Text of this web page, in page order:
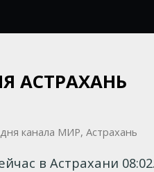
АСТРАХАНЬ
в Астрахани 08:02.